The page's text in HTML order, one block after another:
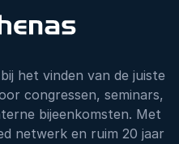
het vinden van de juiste
congressen, seminars,
bijeenkomsten. Met
netwerk en ruim 20 jaar